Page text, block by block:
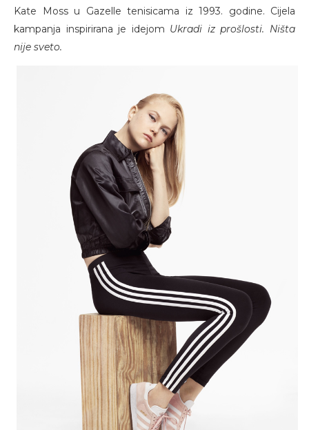
Kate Moss u Gazelle tenisicama iz 1993. godine. Cijela
kampanja inspirirana je idejom Ukradi iz prošlosti. Ništa
nije sveto.